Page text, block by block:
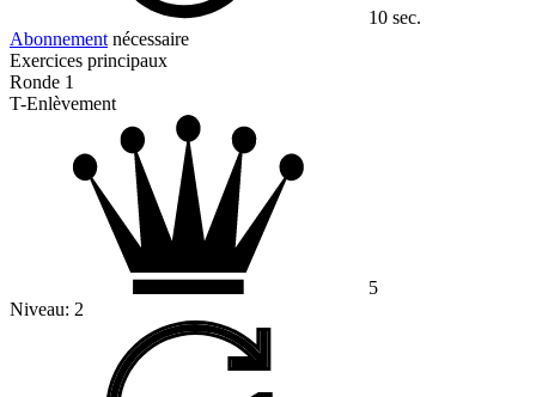
10 sec.
Abonnement nécessaire
Exercices principaux
Ronde 1
T-Enlèvement
5
Niveau: 2